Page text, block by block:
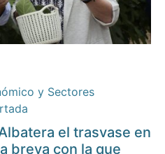
y Sectores
el trasvase en
breva con la que